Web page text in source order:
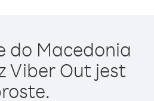
do Macedonia
Viber Out jest